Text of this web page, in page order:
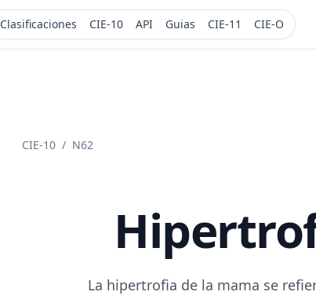
Clasificaciones CIE-10 API Guias CIE-11 CIE-O
CIE-10 / N62
La hipertrofia de la mama se